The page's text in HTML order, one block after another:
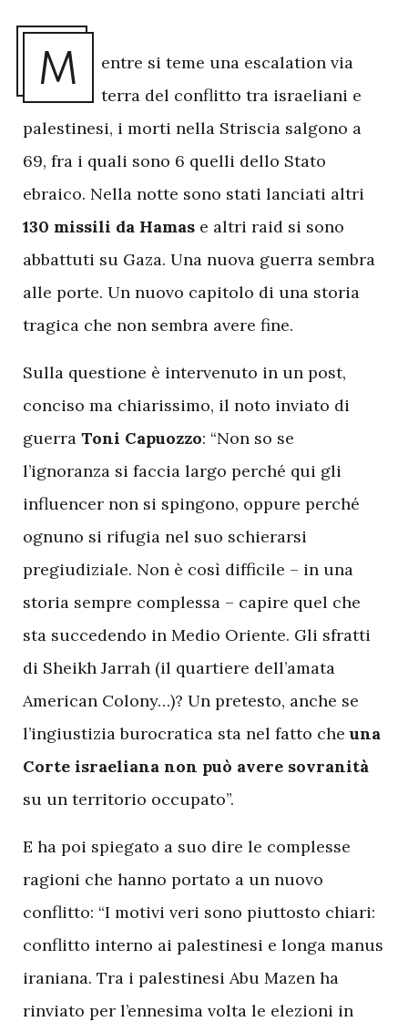
M
entre si teme una escalation via
terra del conflitto tra israeliani e
palestinesi, i morti nella Striscia salgono a
69, fra i quali sono 6 quelli dello Stato
ebraico. Nella notte sono stati lanciati altri
130 missili da Hamas e altri raid si sono
abbattuti su Gaza. Una nuova guerra sembra
alle porte. Un nuovo capitolo di una storia
tragica che non sembra avere fine.
Sulla questione è intervenuto in un post,
conciso ma chiarissimo, il noto inviato di
guerra Toni Capuozzo: “Non so se
l’ignoranza si faccia largo perché qui gli
influencer non si spingono, oppure perché
ognuno si rifugia nel suo schierarsi
pregiudiziale. Non è così difficile – in una
storia sempre complessa – capire quel che
sta succedendo in Medio Oriente. Gli sfratti
di Sheikh Jarrah (il quartiere dell’amata
American Colony…)? Un pretesto, anche se
l’ingiustizia burocratica sta nel fatto cheuna
Corte israeliana non può avere sovranità
su un territorio occupato”.
E ha poi spiegato a suo dire le complesse
ragioni che hanno portato a un nuovo
conflitto: “I motivi veri sono piuttosto chiari:
conflitto interno ai palestinesi e longa manus
iraniana. Tra i palestinesi Abu Mazen ha
rinviato per l’ennesima volta le elezioni in